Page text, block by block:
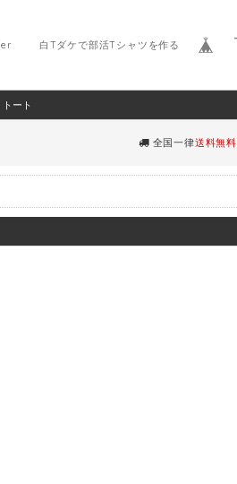
白Tダケで部活Tシャツを作る
ート
全国一律送料無料